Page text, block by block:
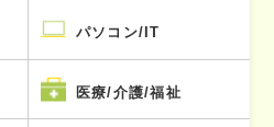
パソコン/IT
医療/介護/福祉